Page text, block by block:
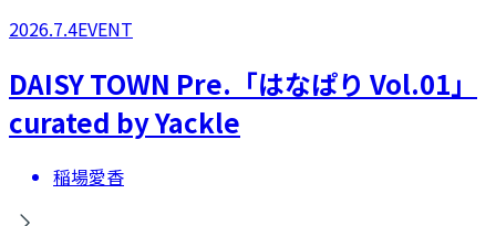
2026.7.4EVENT
DAISY TOWN Pre.「はなぱり Vol.01」
curated by Yackle
稲場愛香